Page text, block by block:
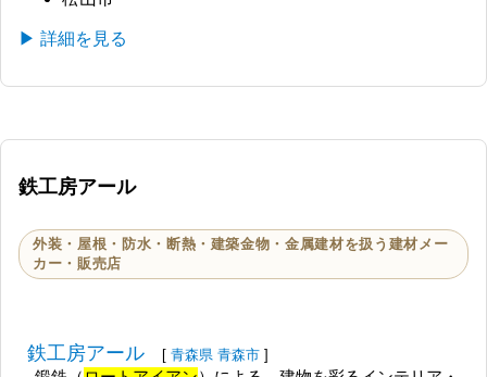
▶ 詳細を見る
鉄工房アール
外装・屋根・防水・断熱・建築金物・金属建材を扱う建材メー
カー・販売店
鉄工房アール [ 青森県 青森市 ]